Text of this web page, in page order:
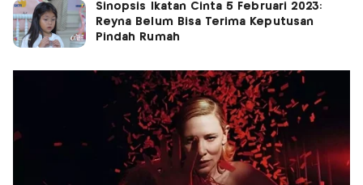
Sinopsis Ikatan Cinta 5 Februari 2023:
Reyna Belum Bisa Terima Keputusan
Pindah Rumah